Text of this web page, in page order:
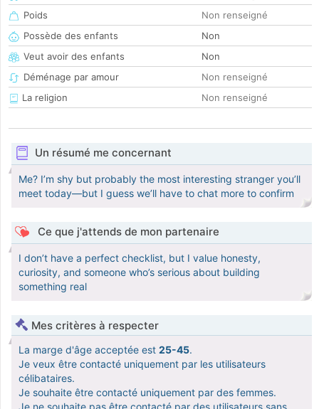
Poids
Non renseigné
Possède des enfants
Non
Veut avoir des enfants
Non
Déménage par amour
Non renseigné
La religion
Non renseigné
Un résumé me concernant
Me? I’m shy but probably the most interesting stranger you’ll
meet today—but I guess we’ll have to chat more to confirm
Ce que j'attends de mon partenaire
I don’t have a perfect checklist, but I value honesty,
curiosity, and someone who’s serious about building
something real
Mes critères à respecter
La marge d'âge acceptée est 25-45.
Je veux être contacté uniquement par les utilisateurs
célibataires.
Je souhaite être contacté uniquement par des femmes.